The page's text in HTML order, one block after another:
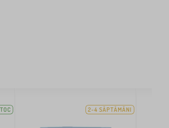
2-4 SĂPTĂMÂNI